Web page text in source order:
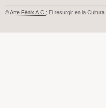
©Arte Fénix A.C. ; El resurgir en la